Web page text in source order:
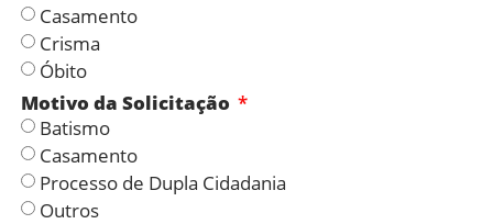
Casamento
Crisma
Óbito
Motivo da Solicitação
Batismo
Casamento
Processo de Dupla Cidadania
Outros